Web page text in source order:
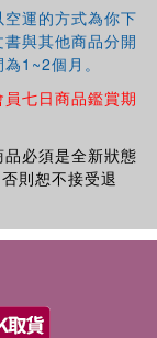
small
powers).
運的方式為你下
與其他商品分開
1~2個月。
員七日商品鑑賞期
必須是全新狀態
則恕不接受退